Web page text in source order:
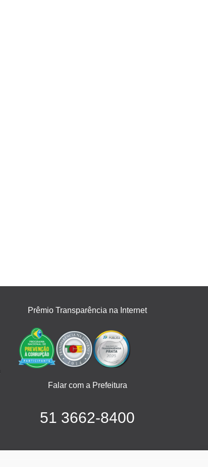
Prêmio Transparência na Internet
Falar com a Prefeitura
51 3662-8400